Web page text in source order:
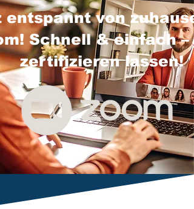
entspannt von
Schnell & einfach –
zertifizieren lassen!